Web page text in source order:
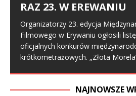
RAZ 23. W EREWANIU
Organizatorzy 23. edycja
Filmowego w Erywaniu ogłosili
oficjalnych konkurów
krótkometrażowych. „Złota
NAJNOWSZE